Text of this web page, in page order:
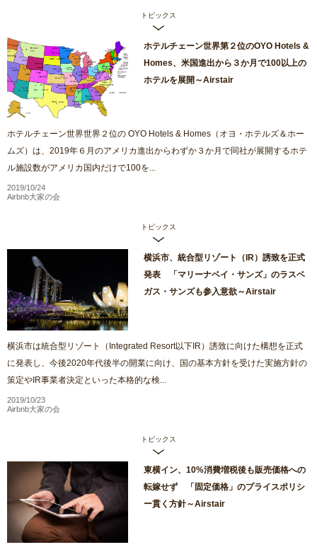
トピックス
ホテルチェーン世界第２位のOYO Hotels &
Homes、米国進出から３か月で100以上の
ホテルを展開～Airstair
ホテルチェーン世界世界２位の OYO Hotels & Homes（オヨ・ホテルズ＆ホー
ムズ）は、2019年６月のアメリカ進出からわずか３か月で同社が展開するホテ
ル施設数がアメリカ国内だけで100を...
2019/10/24
Airbnb大家の会
トピックス
横浜市、統合型リゾート（IR）誘致を正式
発表 「マリーナベイ・サンズ」のラスベ
ガス・サンズも参入意欲～Airstair
横浜市は統合型リゾート（Integrated Resort以下IR）誘致に向けた構想を正式
に発表し、今後2020年代後半の開業に向け、国の基本方針を受けた実施方針の
策定やIR事業者決定といった本格的な検...
2019/10/23
Airbnb大家の会
トピックス
東横イン、10%消費増税後も販売価格への
転嫁せず 「固定価格」のプライスポリシ
ー貫く方針～Airstair